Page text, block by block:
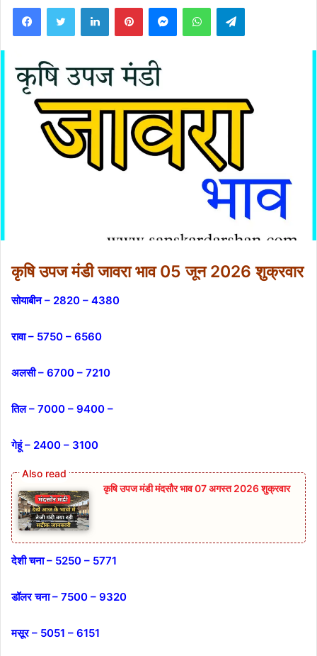
FacebookTwitter LinkedInPinterestMessengerWhatsAppTelegram
कृषि उपज मंडी जावरा भाव 05 जून 2026 शुक्रवार
सोयाबीन – 2820 – 4380
रावा – 5750 – 6560
अलसी – 6700 – 7210
तिल – 7000 – 9400 –
गेहूं – 2400 – 3100
कृषि उपज मंडी मंदसौर भाव 07 अगस्त 2026 शुक्रवार
देशी चना – 5250 – 5771
डॉलर चना – 7500 – 9320
मसूर – 5051 – 6151